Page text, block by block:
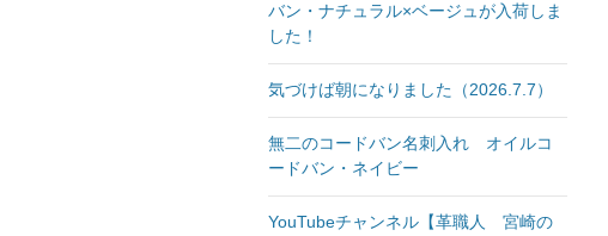
バン・ナチュラル×ベージュが入荷しま
した！
気づけば朝になりました（2026.7.7）
無二のコードバン名刺入れ オイルコ
ードバン・ネイビー
YouTubeチャンネル【革職人 宮崎の